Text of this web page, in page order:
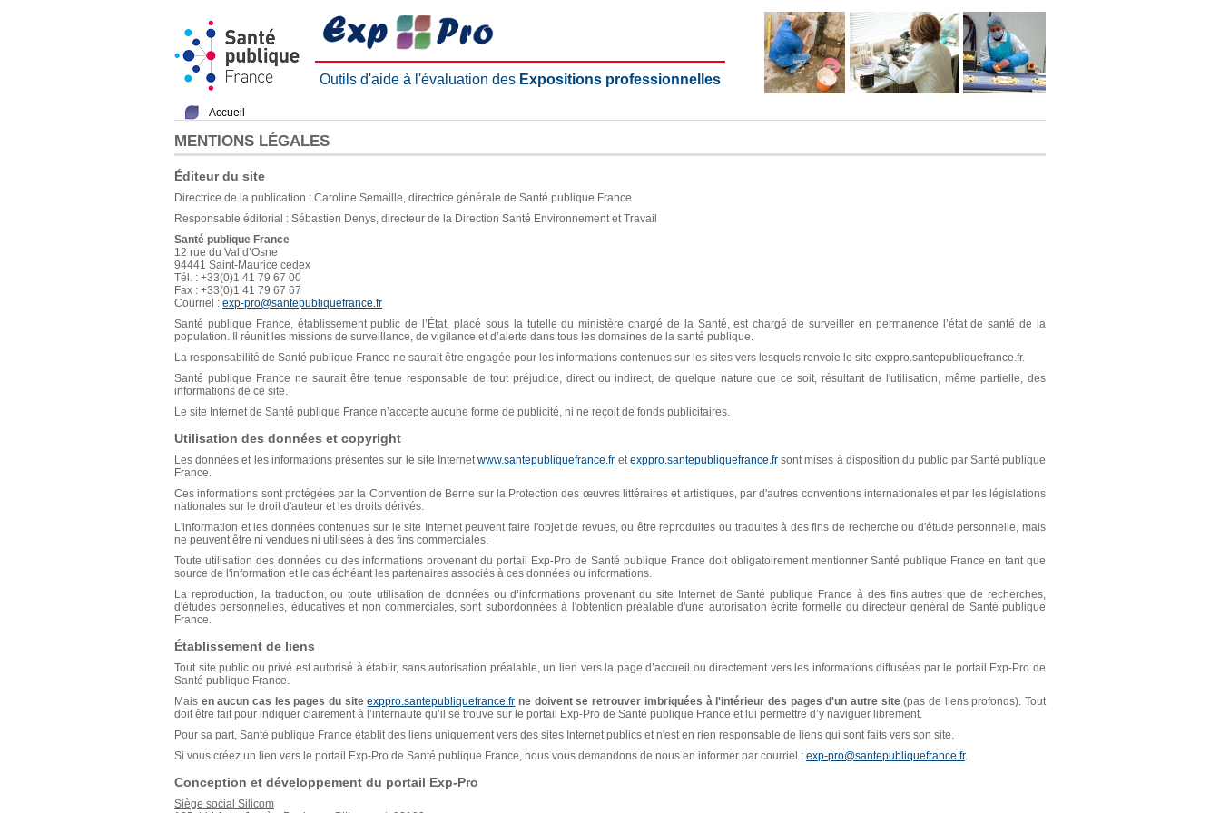
Outils d'aide à l'évaluation des Expositions professionnelles
Accueil
MENTIONS LÉGALES
Éditeur du site
Directrice de la publication : Caroline Semaille, directrice générale de Santé publique France
Responsable éditorial : Sébastien Denys, directeur de la Direction Santé Environnement et Travail
Santé publique France
12 rue du Val d’Osne
94441 Saint-Maurice cedex
Tél. : +33(0)1 41 79 67 00
Fax : +33(0)1 41 79 67 67
Courriel : exp-pro@santepubliquefrance.fr
Santé publique France, établissement public de l’État, placé sous la tutelle du ministère chargé de la Santé, est chargé de surveiller en permanence l’état de santé de la
population. Il réunit les missions de surveillance, de vigilance et d’alerte dans tous les domaines de la santé publique.
La responsabilité de Santé publique France ne saurait être engagée pour les informations contenues sur les sites vers lesquels renvoie le site exppro.santepubliquefrance.fr.
Santé publique France ne saurait être tenue responsable de tout préjudice, direct ou indirect, de quelque nature que ce soit, résultant de l'utilisation, même partielle, des
informations de ce site.
Le site Internet de Santé publique France n’accepte aucune forme de publicité, ni ne reçoit de fonds publicitaires.
Utilisation des données et copyright
Les données et les informations présentes sur le site Internetwww.santepubliquefrance.fr etexppro.santepubliquefrance.frsont mises à disposition du public par Santé publique
France.
Ces informations sont protégées par la Convention de Berne sur la Protection des œuvres littéraires et artistiques, par d'autres conventions internationales et par les législations
nationales sur le droit d'auteur et les droits dérivés.
L'information et les données contenues sur le site Internet peuvent faire l'objet de revues, ou être reproduites ou traduites à des fins de recherche ou d'étude personnelle, mais
ne peuvent être ni vendues ni utilisées à des fins commerciales.
Toute utilisation des données ou des informations provenant du portail Exp-Pro de Santé publique France doit obligatoirement mentionner Santé publique France en tant que
source de l'information et le cas échéant les partenaires associés à ces données ou informations.
La reproduction, la traduction, ou toute utilisation de données ou d’informations provenant du site Internet de Santé publique France à des fins autres que de recherches,
d'études personnelles, éducatives et non commerciales, sont subordonnées à l'obtention préalable d'une autorisation écrite formelle du directeur général de Santé publique
France.
Établissement de liens
Tout site public ou privé est autorisé à établir, sans autorisation préalable, un lien vers la page d’accueil ou directement vers les informations diffusées par le portail Exp-Pro de
Santé publique France.
Mais en aucun cas les pages du siteexppro.santepubliquefrance.fr ne doivent se retrouver imbriquées à l'intérieur des pages d'un autre site(pas de liens profonds). Tout
doit être fait pour indiquer clairement à l’internaute qu’il se trouve sur le portail Exp-Pro de Santé publique France et lui permettre d’y naviguer librement.
Pour sa part, Santé publique France établit des liens uniquement vers des sites Internet publics et n'est en rien responsable de liens qui sont faits vers son site.
Si vous créez un lien vers le portail Exp-Pro de Santé publique France, nous vous demandons de nous en informer par courriel : exp-pro@santepubliquefrance.fr.
Conception et développement du portail Exp-Pro
Siège social Silicom